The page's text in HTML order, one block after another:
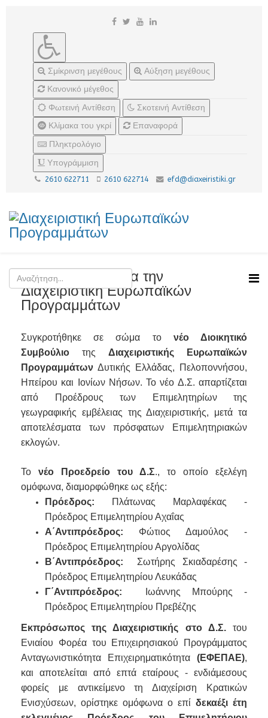
Σμίκρινση μεγέθους
Αύξηση μεγέθους
Κανονικό μέγεθος
Φωτεινή Αντίθεση
Σκοτεινή Αντίθεση
Κλίμακα του γκρί
Επαναφορά
Πληκτρολόγιο
Υπογράμμιση
2610 622711 2610 622714 efd@diaxeiristiki.gr
Νέο προεδρείο για την
Διαχειριστική Ευρωπαϊκών
Προγραμμάτων
Συγκροτήθηκε σε σώμα το νέο Διοικητικό
Συμβούλιο της Διαχειριστικής Ευρωπαϊκών
Προγραμμάτων Δυτικής Ελλάδας, Πελοποννήσου,
Ηπείρου και Ιονίων Νήσων. Το νέο Δ.Σ. απαρτίζεται
από Προέδρους των Επιμελητηρίων της
γεωγραφικής εμβέλειας της Διαχειριστικής, μετά τα
αποτελέσματα των πρόσφατων Επιμελητηριακών
εκλογών.
Το νέο Προεδρείο του Δ.Σ., το οποίο εξελέγη
ομόφωνα, διαμορφώθηκε ως εξής:
Πρόεδρος: Πλάτωνας Μαρλαφέκας -
Πρόεδρος Επιμελητηρίου Αχαΐας
Α΄Αντιπρόεδρος: Φώτιος Δαμούλος -
Πρόεδρος Επιμελητηρίου Αργολίδας
Β΄Αντιπρόεδρος: Σωτήρης Σκιαδαρέσης -
Πρόεδρος Επιμελητηρίου Λευκάδας
Γ΄Αντιπρόεδρος: Ιωάννης Μπούρης -
Πρόεδρος Επιμελητηρίου Πρεβέζης
Εκπρόσωπος της Διαχειριστικής στο Δ.Σ.του
Ενιαίου Φορέα του Επιχειρησιακού Προγράμματος
Ανταγωνιστικότητα Επιχειρηματικότητα (ΕΦΕΠΑΕ),
και αποτελείται από επτά εταίρους - ενδιάμεσους
φορείς με αντικείμενο τη Διαχείριση Κρατικών
Ενισχύσεων, ορίστηκε ομόφωνα ο επί δεκαέξι έτη